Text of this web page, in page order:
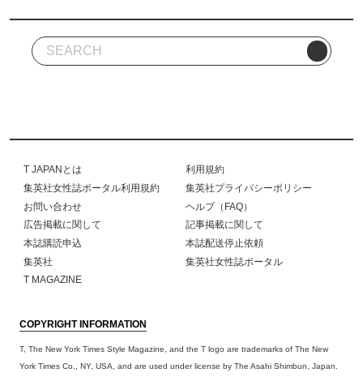
T JAPANとは
利用規約
集英社女性誌ポータル利用規約
集英社プライバシーポリシー
お問い合わせ
ヘルプ（FAQ）
広告掲載に関して
記事掲載に関して
本誌購読申込
本誌配送停止依頼
集英社
集英社女性誌ポータル
T MAGAZINE
COPYRIGHT INFORMATION
T, The New York Times Style Magazine, and the T logo are trademarks of The New
York Times Co., NY, USA, and are used under license by The Asahi Shimbun, Japan.